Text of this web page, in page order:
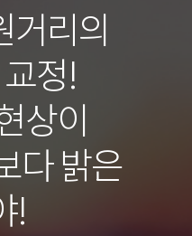
거리의
정!
상이
다 밝은
!